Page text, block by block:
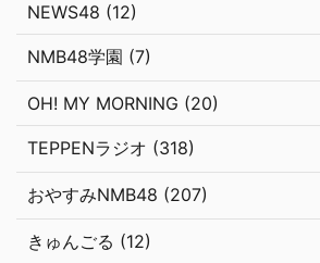
NEWS48 (12)
NMB48学園 (7)
OH! MY MORNING (20)
TEPPENラジオ (318)
おやすみNMB48 (207)
きゅんごる (12)